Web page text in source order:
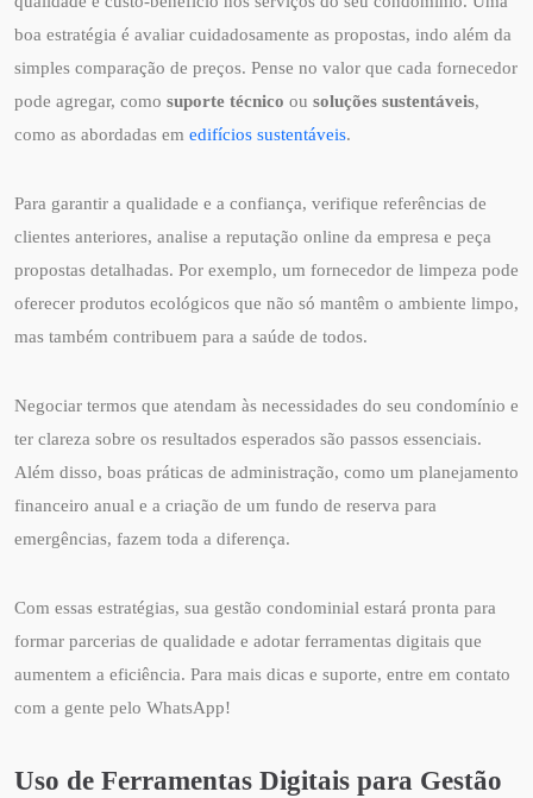
boa estratégia é avaliar cuidadosamente as propostas, indo além da
simples comparação de preços. Pense no valor que cada fornecedor
pode agregar, como suporte técnico ou soluções sustentáveis,
como as abordadas em edifícios sustentáveis.
Para garantir a qualidade e a confiança, verifique referências de
clientes anteriores, analise a reputação online da empresa e peça
propostas detalhadas. Por exemplo, um fornecedor de limpeza pode
oferecer produtos ecológicos que não só mantêm o ambiente limpo,
mas também contribuem para a saúde de todos.
Negociar termos que atendam às necessidades do seu condomínio e
ter clareza sobre os resultados esperados são passos essenciais.
Além disso, boas práticas de administração, como um planejamento
financeiro anual e a criação de um fundo de reserva para
emergências, fazem toda a diferença.
Com essas estratégias, sua gestão condominial estará pronta para
formar parcerias de qualidade e adotar ferramentas digitais que
aumentem a eficiência. Para mais dicas e suporte, entre em contato
com a gente pelo WhatsApp!
Uso de Ferramentas Digitais para Gestão